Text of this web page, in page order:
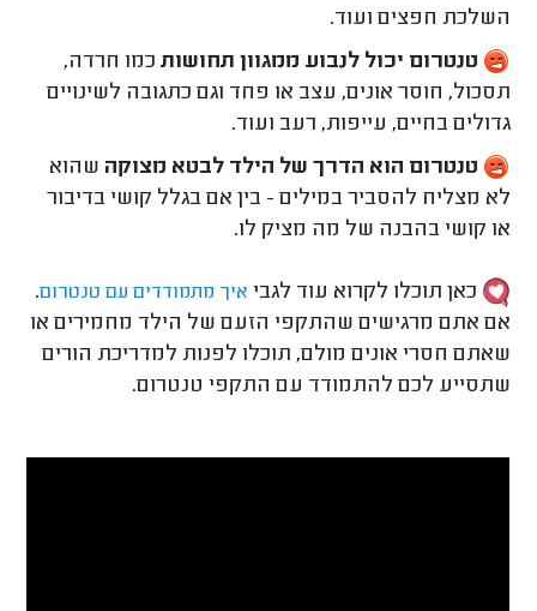
השלכת חפצים ועוד.
טנטרום יכול לנבוע ממגוון תחושות כמו חרדה,
תסכול, חוסר אונים, עצב או פחד וגם כתגובה לשינויים
גדולים בחיים, עייפות, רעב ועוד.
טנטרום הוא הדרך של הילד לבטא מצוקה שהוא
לא מצליח להסביר במילים - בין אם בגלל קושי בדיבור
או קושי בהבנה של מה מציק לו.
כאן תוכלו לקרוא עוד לגבי איך מתמודדים עם טנטרום.
אם אתם מרגישים שהתקפי הזעם של הילד מחמירים או
שאתם חסרי אונים מולם, תוכלו לפנות למדריכת הורים
שתסייע לכם להתמודד עם התקפי טנטרום.